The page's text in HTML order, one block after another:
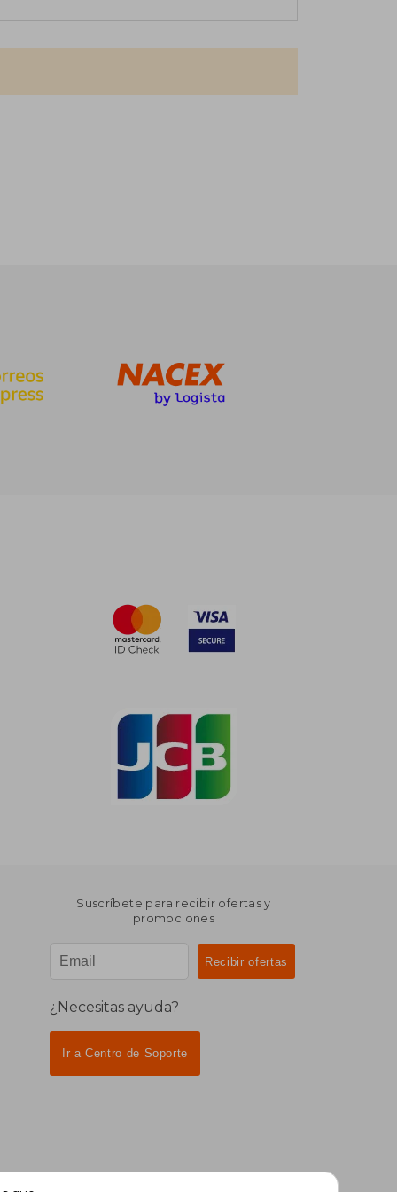
Suscríbete para recibir ofertas y
promociones
¿Necesitas ayuda?
Ir a Centro de Soporte